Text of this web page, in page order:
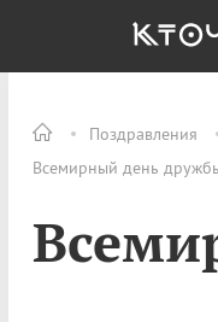
Поздравления
Всемирный день